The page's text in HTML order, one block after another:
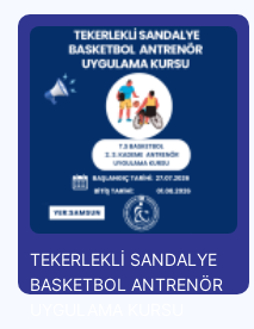
TEKERLEKLİ SANDALYE
BASKETBOL ANTRENÖR